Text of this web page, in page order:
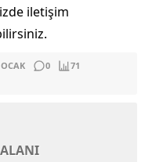
iletişim
0
71